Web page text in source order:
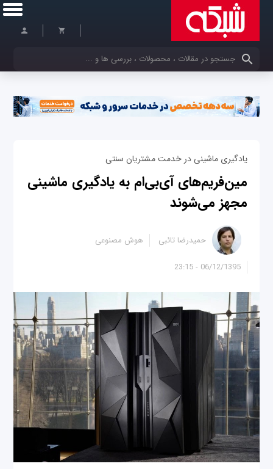
کلمات کلیدی خود را وارد کنید
یادگیری ماشینی در خدمت مشتریان سنتی
مین‌فریم‌های آی‌بی‌ام به یادگیری ماشینی
مجهز می‌شوند
06/12/1395 - 23:15
حمیدرضا تائبی هوش مصنوعی